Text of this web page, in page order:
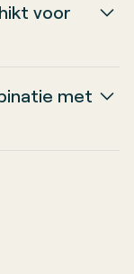
monitoren.
voor
met